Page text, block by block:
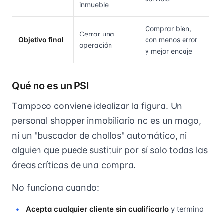
inmueble
Objetivo final
Cerrar una
operación
Comprar bien,
con menos error
y mejor encaje
Qué no es un PSI
Tampoco conviene idealizar la figura. Un
personal shopper inmobiliario no es un mago,
ni un "buscador de chollos" automático, ni
alguien que puede sustituir por sí solo todas las
áreas críticas de una compra.
No funciona cuando:
Acepta cualquier cliente sin cualificarlo y termina